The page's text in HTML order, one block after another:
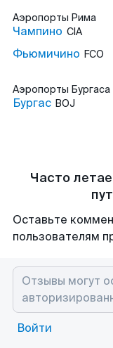
Аэропорты Рима
Чампино CIA
Фьюмичино FCO
Аэропорты Бургаса
Бургас BOJ
Часто
Оставьте
пользователям
Войти